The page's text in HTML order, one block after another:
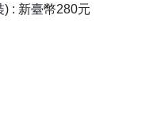
: 新臺幣280元